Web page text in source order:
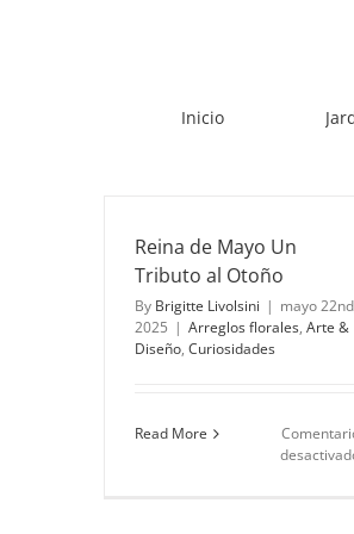
Inicio
Reina de Mayo Un
Tributo al Otoño
By Brigitte Livolsini | mayo
2025 | Arreglos florales, Arte &
Diseño, Curiosidades
Read More